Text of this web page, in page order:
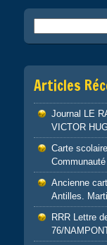
Articles
Journal LE
VICTOR
Carte
Communauté
Ancienne
Antilles.
RRR Lettre
76/